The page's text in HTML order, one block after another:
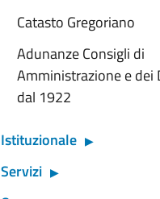
Catasto Gregoriano
Adunanze Consigli di
Amministrazione e dei
dal 1922
Istituzionale
Servizi